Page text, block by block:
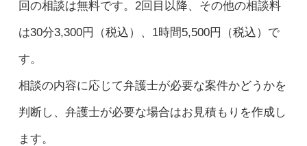
回の相談は無料です。2回目以降、その他の相談料
は30分3,300円（税込）、1時間5,500円（税込）で
す。
相談の内容に応じて弁護士が必要な案件かどうかを
判断し、弁護士が必要な場合はお見積もりを作成し
ます。